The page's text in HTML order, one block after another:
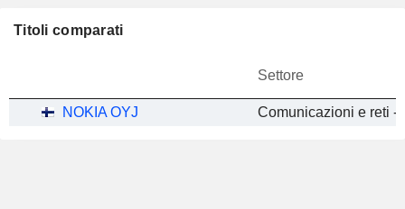
Titoli comparati
Settore
NOKIA OYJ Comunicazioni e reti -